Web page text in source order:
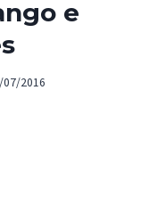
e
07/2016